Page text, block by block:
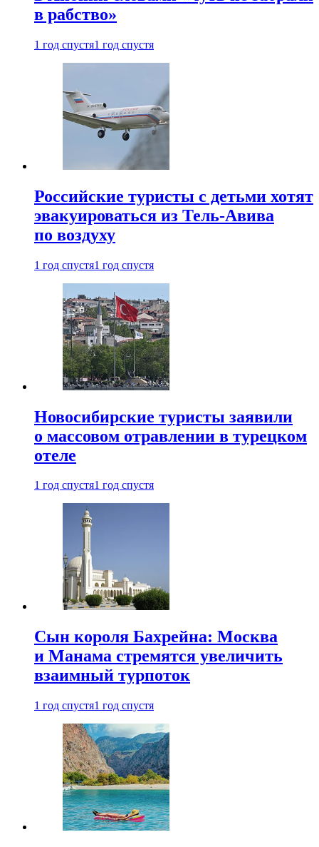
в рабство»
1 год спустя1 год спустя
Российские туристы с детьми хотят
эвакуироваться из Тель-Авива
по воздуху
1 год спустя1 год спустя
Новосибирские туристы заявили
о массовом отравлении в турецком
отеле
1 год спустя1 год спустя
Сын короля Бахрейна: Москва
и Манама стремятся увеличить
взаимный турпоток
1 год спустя1 год спустя